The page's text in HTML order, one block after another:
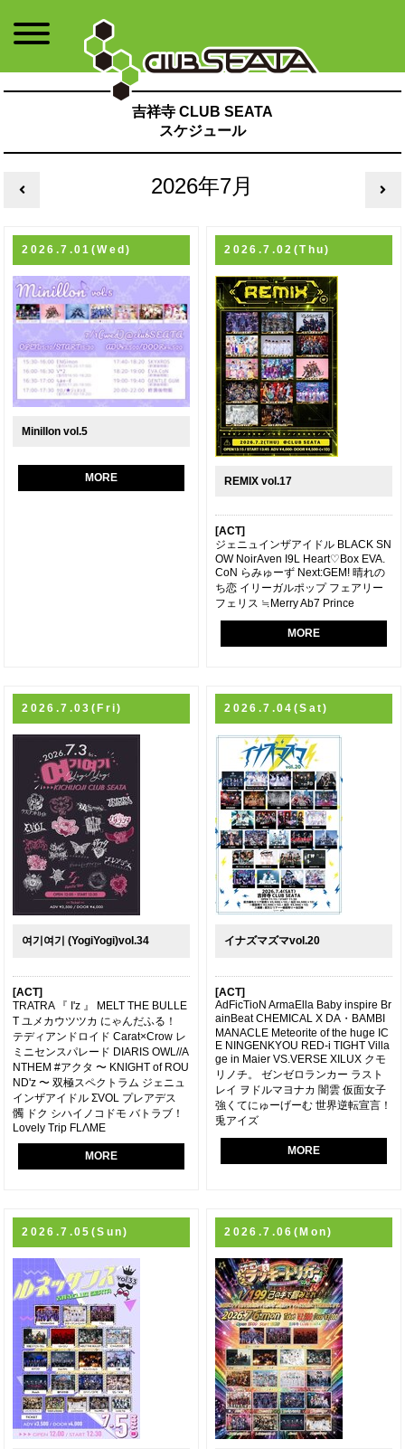
吉祥寺 CLUB SEATA
スケジュール
2026年7月
2026.7.01(Wed)
Minillon vol.5
MORE
2026.7.02(Thu)
REMIX vol.17
[ACT]
ジェニュインザアイドル BLACK SN
OW NoirAven I9L Heart♡Box EVA.
CoN らみゅーず Next:GEM! 晴れの
ち恋 イリーガルポップ フェアリー
フェリス ≒Merry Ab7 Prince
MORE
2026.7.03(Fri)
여기여기 (YogiYogi)vol.34
[ACT]
TRATRA 『 I'z 』 MELT THE BULLE
T ユメカウツツカ にゃんだふる！
テディアンドロイド Carat×Crow レ
ミニセンスパレード DIARIS OWL//A
NTHEM #アクタ 〜 KNIGHT of ROU
ND'z 〜 双極スペクトラム ジェニュ
インザアイドル ΣVOL プレアデス
髑 ドク シハイノコドモ バトラブ！
Lovely Trip FLΛME
MORE
2026.7.04(Sat)
イナズマズマvol.20
[ACT]
AdFicTioN ArmaElla Baby inspire Br
ainBeat CHEMICAL X DA・BAMBI
MANACLE Meteorite of the huge IC
E NINGENKYOU RED-i TIGHT Villa
ge in Maier VS.VERSE XILUX クモ
リノチ。 ゼンゼロランカー ラスト
レイ ヲドルマヨナカ 闇雲 仮面女子
強くてにゅーげーむ 世界逆転宣言！
兎アイズ
MORE
2026.7.05(Sun) 2026.7.06(Mon)